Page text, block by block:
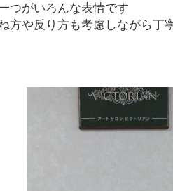
つがいろんな表情です
方や反り方も考慮しながら丁